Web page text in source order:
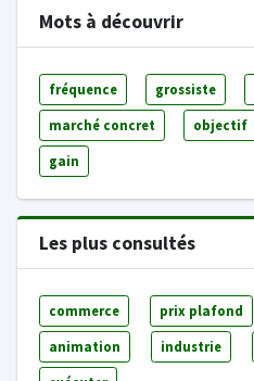
Mots à découvrir
fréquence grossiste
marché concret objectif
gain
Les plus consultés
commerce prix plafond
animation industrie